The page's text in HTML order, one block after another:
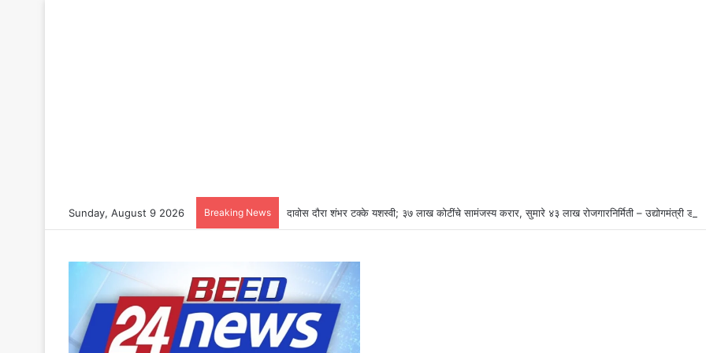
Sunday, August 9 2026 Breaking News दावोस दौरा शंभर टक्के यशस्वी; ३७ लाख कोटींचे सामंजस्य करार, सुमारे ४३ लाख रोजगारनिर्मिती – उद्योगमंत्री डॉ.